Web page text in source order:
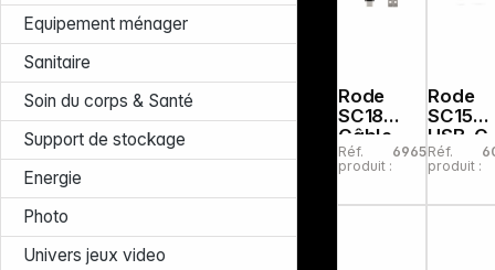
Equipement ménager
Sanitaire
Soin du corps & Santé
Support de stockage
Energie
Photo
Univers jeux video
Rode
SC18
Câble
USB-
C/USB-A
Réf.
produit :
696586
Rode
SC15
USB-C
sur
lightning
Réf.
produit :